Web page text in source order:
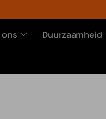
ons Duurzaamheid